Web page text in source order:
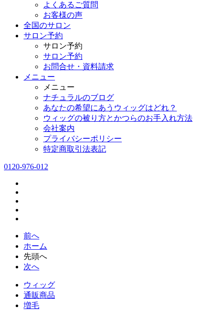
よくあるご質問
お客様の声
全国のサロン
サロン予約
サロン予約
サロン予約
お問合せ・資料請求
メニュー
メニュー
ナチュラルのブログ
あなたの希望にあうウィッグはどれ？
ウィッグの被り方とかつらのお手入れ方法
会社案内
プライバシーポリシー
特定商取引法表記
0120-976-012
前へ
ホーム
先頭へ
次へ
ウィッグ
通販商品
増毛